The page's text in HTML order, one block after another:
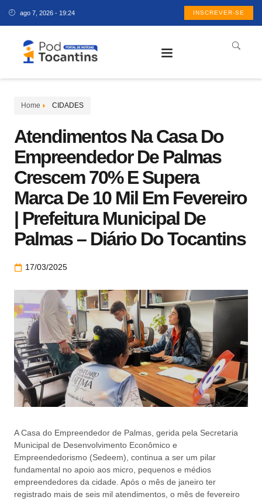
ago 7, 2026 - 19:24 INSCREVER-SE
Home CIDADES
Atendimentos Na Casa Do
Empreendedor De Palmas
Crescem 70% E Supera
Marca De 10 Mil Em Fevereiro
| Prefeitura Municipal De
Palmas – Diário Do Tocantins
17/03/2025
A Casa do Empreendedor de Palmas, gerida pela Secretaria
Municipal de Desenvolvimento Econômico e
Empreendedorismo (Sedeem), continua a ser um pilar
fundamental no apoio aos micro, pequenos e médios
empreendedores da cidade. Após o mês de janeiro ter
registrado mais de seis mil atendimentos, o mês de fevereiro